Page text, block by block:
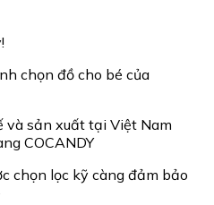
chọn đồ cho bé của
và sản xuất tại Việt Nam
COCANDY
chọn lọc kỹ càng đảm bảo